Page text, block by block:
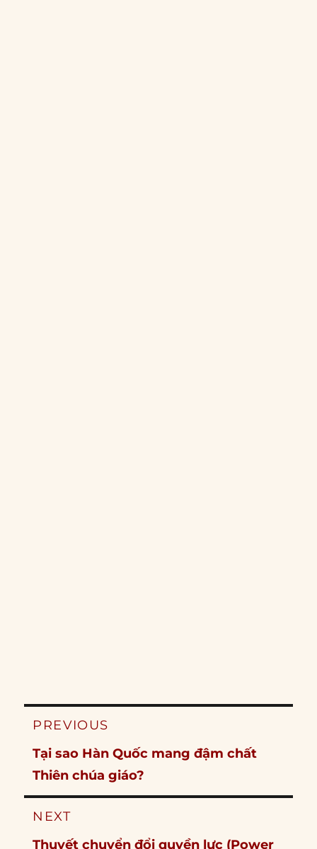
Post
PREVIOUS
Previous
post:
Tại sao Hàn Quốc mang đậm chất
Thiên chúa giáo?
NEXT
Next
Thuyết chuyển đổi quyền lực (Power